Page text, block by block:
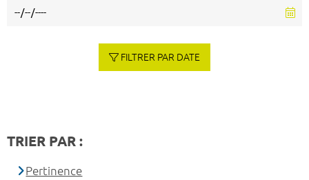
FILTRER PAR DATE
TRIER PAR :
Pertinence